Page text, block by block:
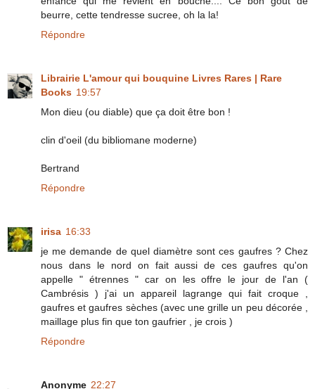
beurre, cette tendresse sucree, oh la la!
Répondre
Librairie L'amour qui bouquine Livres Rares | Rare
Books 19:57
Mon dieu (ou diable) que ça doit être bon !
clin d'oeil (du bibliomane moderne)
Bertrand
Répondre
irisa 16:33
je me demande de quel diamètre sont ces gaufres ? Chez
nous dans le nord on fait aussi de ces gaufres qu'on
appelle " étrennes " car on les offre le jour de l'an (
Cambrésis ) j'ai un appareil lagrange qui fait croque ,
gaufres et gaufres sèches (avec une grille un peu décorée ,
maillage plus fin que ton gaufrier , je crois )
Répondre
Anonyme 22:27